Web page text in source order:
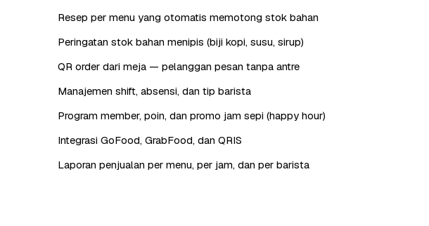
Resep per menu yang otomatis memotong stok bahan
Peringatan stok bahan menipis (biji kopi, susu, sirup)
QR order dari meja — pelanggan pesan tanpa antre
Manajemen shift, absensi, dan tip barista
Program member, poin, dan promo jam sepi (happy hour)
Integrasi GoFood, GrabFood, dan QRIS
Laporan penjualan per menu, per jam, dan per barista